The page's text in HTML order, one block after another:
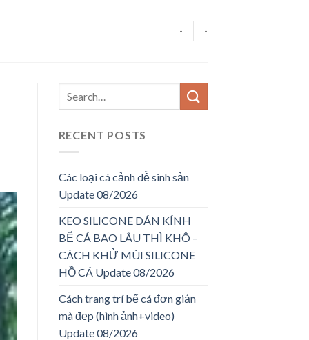
- -
RECENT POSTS
Các loại cá cảnh dễ sinh sản
Update 08/2026
KEO SILICONE DÁN KÍNH
BỂ CÁ BAO LÂU THÌ KHÔ –
CÁCH KHỬ MÙI SILICONE
HỒ CÁ Update 08/2026
Cách trang trí bể cá đơn giản
mà đẹp (hình ảnh+video)
Update 08/2026